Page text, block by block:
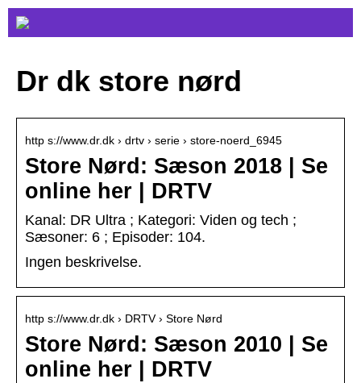
Dr dk store nørd
http s://www.dr.dk › drtv › serie › store-noerd_6945
Store Nørd: Sæson 2018 | Se
online her | DRTV
Kanal: DR Ultra ; Kategori: Viden og tech ;
Sæsoner: 6 ; Episoder: 104.
Ingen beskrivelse.
http s://www.dr.dk › DRTV › Store Nørd
Store Nørd: Sæson 2010 | Se
online her | DRTV